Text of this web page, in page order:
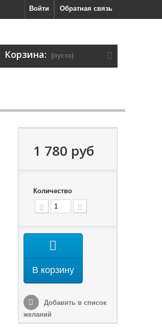
Обратная связь
Войти
Корзина: (пусто)
1 780 руб
Количество
В корзину
Добавить в список
желаний